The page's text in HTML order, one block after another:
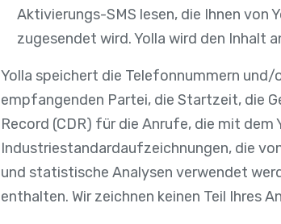
Aktivierungs-SMS lesen, die Ihnen von
zugesendet wird. Yolla wird den Inhalt
Yolla speichert die Telefonnummern
empfangenden Partei, die Startzeit, die
Record (CDR) für die Anrufe, die mit
Industriestandardaufzeichnungen, die
und statistische Analysen verwendet
enthalten. Wir zeichnen keinen Teil Ihres